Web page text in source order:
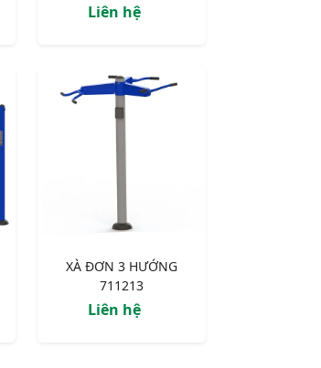
Liên hệ
XÀ ĐƠN 3 HƯỚNG
711213
Liên hệ